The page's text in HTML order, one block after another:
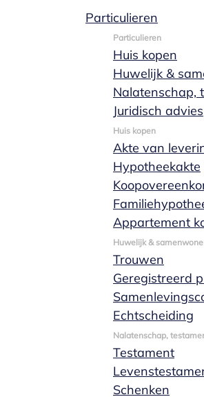
Particulieren
Particulieren
Huis kopen
Huwelijk &
Nalatenschap,
Juridisch advies
Huis kopen
Akte van
Hypotheekakte
Appartement
Huwelijk &
Trouwen
Geregistreerd
Echtscheiding
Nalatenschap,
Testament
Schenken
is een
is een speciale vereniging die
aangaat met en voor haar
bepaalde gezamenlijke
van haar leden, zoals inkoop
bijvoorbeeld aan een
die voor gezamenlijk
aanschaffen.